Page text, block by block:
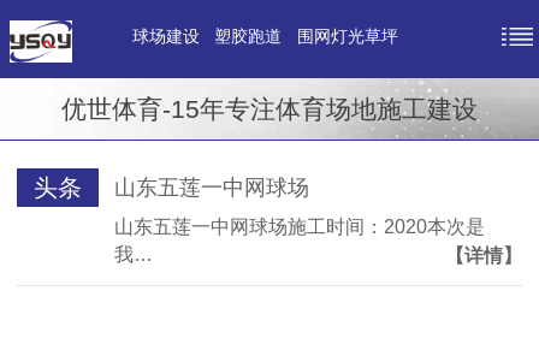
球场建设 塑胶跑道 围网灯光草坪
优世体育-15年专注体育场地施工建设
头条 山东五莲一中网球场
山东五莲一中网球场施工时间：2020本次是
我…
【详情】